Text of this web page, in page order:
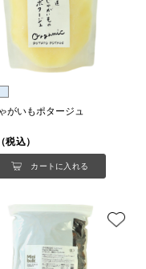
がいもポタージュ
税込）
カートに入れる